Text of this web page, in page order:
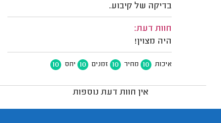
בדיקה של קיבוע.
חוות דעת:
היה מצוין!
איכות 10 מחיר 10 זמנים 10 יחס 10
אין חוות דעת נוספות